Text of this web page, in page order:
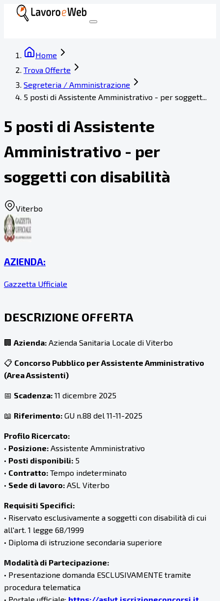
Home
Trova Offerte
Segreteria / Amministrazione
5 posti di Assistente Amministrativo - per soggett...
5 posti di Assistente
Amministrativo - per
soggetti con disabilità
Viterbo
AZIENDA:
Gazzetta Ufficiale
DESCRIZIONE OFFERTA
🏢 Azienda: Azienda Sanitaria Locale di Viterbo
📋 Concorso Pubblico per Assistente Amministrativo
(Area Assistenti)
📅 Scadenza: 11 dicembre 2025
📖 Riferimento: GU n.88 del 11-11-2025
Profilo Ricercato:
• Posizione: Assistente Amministrativo
• Posti disponibili: 5
• Contratto: Tempo indeterminato
• Sede di lavoro: ASL Viterbo
Requisiti Specifici:
• Riservato esclusivamente a soggetti con disabilità di cui
all'art. 1 legge 68/1999
• Diploma di istruzione secondaria superiore
Modalità di Partecipazione:
• Presentazione domanda ESCLUSIVAMENTE tramite
procedura telematica